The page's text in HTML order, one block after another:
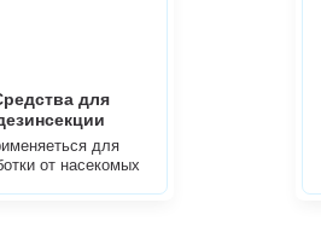
для
для
от насекомых